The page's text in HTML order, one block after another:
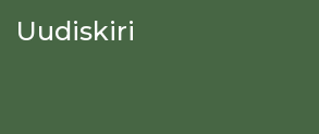
Uudiskiri